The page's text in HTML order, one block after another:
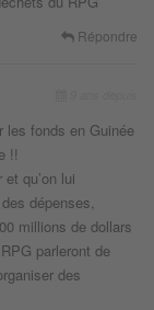
Répondre
les fonds en Guinée
!!
qu’on lui
dépenses,
millions de dollars
parleront de
des